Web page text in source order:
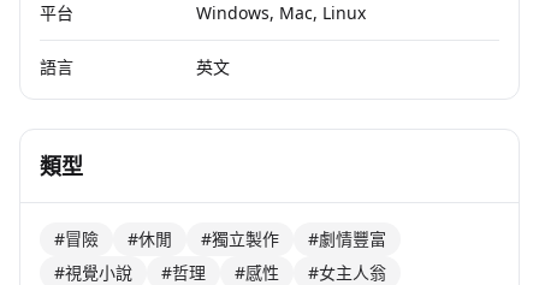
平台
Windows, Mac, Linux
語言 英文
類型
#冒險 #休閒 #獨立製作
#劇情豐富
#視覺小說
#哲理 #感性
#女主人翁